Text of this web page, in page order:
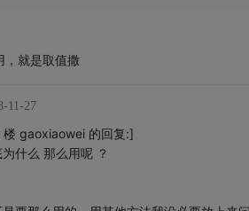
就是取值撒
11-27
gaoxiaowei 的回复:]
什么 那么用呢 ？